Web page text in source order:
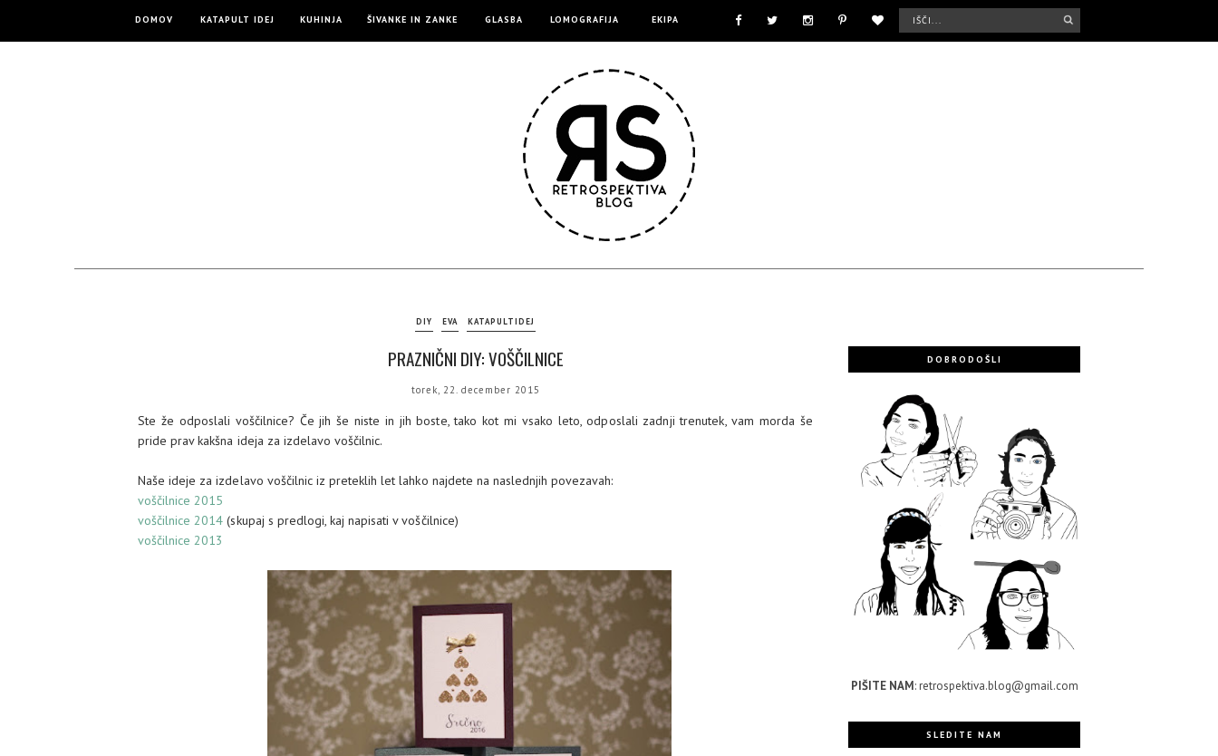
DOMOV KATAPULT IDEJ KUHINJA ŠIVANKE IN ZANKE GLASBA LOMOGRAFIJA EKIPA
DIY EVA KATAPULTIDEJ
PRAZNIČNI DIY: VOŠČILNICE
torek, 22. december 2015
Ste že odposlali voščilnice? Če jih še niste in jih boste, tako kot mi vsako leto, odposlali zadnji trenutek, vam morda še
pride prav kakšna ideja za izdelavo voščilnic.
Naše ideje za izdelavo voščilnic iz preteklih let lahko najdete na naslednjih povezavah:
voščilnice 2015
voščilnice 2014 (skupaj s predlogi, kaj napisati v voščilnice)
voščilnice 2013
DOBRODOŠLI
PIŠITE NAM: retrospektiva.blog@gmail.com
SLEDITE NAM